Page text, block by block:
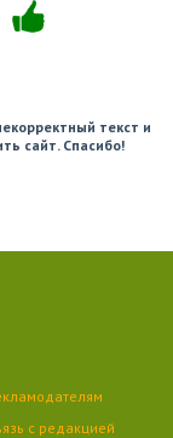
текст и
сайт. Спасибо!
с редакцией